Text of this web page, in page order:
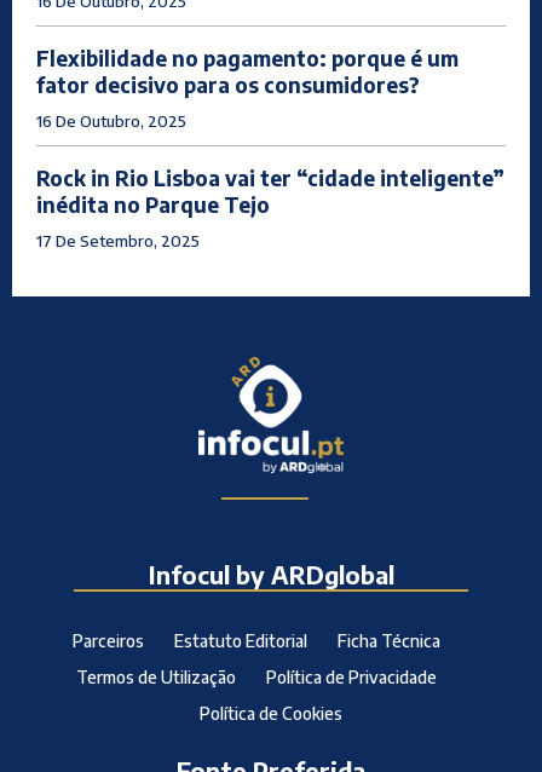
Flexibilidade no pagamento: porque é um
fator decisivo para os consumidores?
16 De Outubro, 2025
Rock in Rio Lisboa vai ter “cidade inteligente”
inédita no Parque Tejo
17 De Setembro, 2025
Infocul by ARDglobal
Parceiros Estatuto Editorial
Ficha Técnica
Termos de Utilização
Política de Privacidade
Política de Cookies